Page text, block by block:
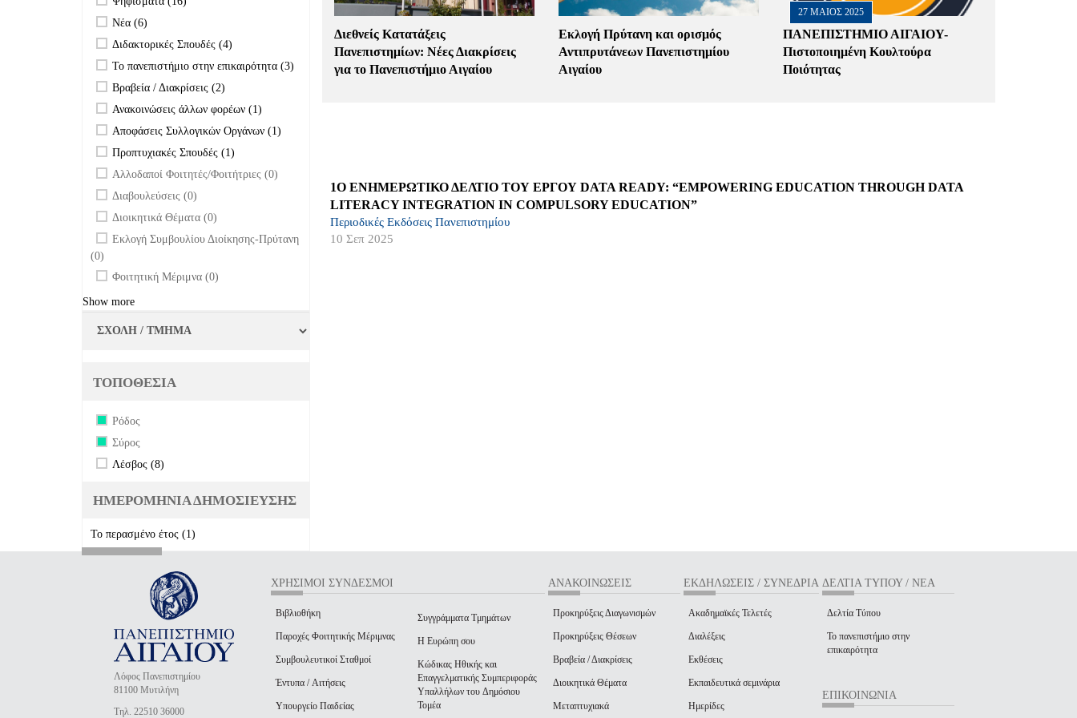
Διεθνείς Κατατάξεις
Πανεπιστημίων: Νέες Διακρίσεις
για το Πανεπιστήμιο Αιγαίου
Εκλογή Πρύτανη και ορισμός
Αντιπρυτάνεων Πανεπιστημίου
Αιγαίου
27 ΜΑΙΟΣ 2025
ΠΑΝΕΠΙΣΤΗΜΙΟ ΑΙΓΑΙΟΥ-
Πιστοποιημένη Κουλτούρα
Ποιότητας
1O ΕΝΗΜΕΡΩΤΙΚΟ ΔΕΛΤΙΟ ΤΟΥ ΕΡΓΟΥ DATA READY: “EMPOWERING EDUCATION THROUGH DATA
LITERACY INTEGRATION IN COMPULSORY EDUCATION”
Περιοδικές Εκδόσεις Πανεπιστημίου
10 Σεπ 2025
Apply Νέα filter
Νέα (6)
Apply Διδακτορικές Σπουδές filter
Διδακτορικές Σπουδές (4)
Σπουδές filter
Apply Το πανεπιστήμιο στην επικαιρότητα
Το πανεπιστήμιο στην επικαιρότητα (3)
πανεπιστήμιο
Apply Βραβεία / Διακρίσεις filter
Βραβεία / Διακρίσεις (2)
Apply Ανακοινώσεις άλλων φορέων filter
Ανακοινώσεις άλλων φορέων (1)
άλλων
Apply Αποφάσεις Συλλογικών Οργάνων
Αποφάσεις Συλλογικών Οργάνων (1)
Apply Προπτυχιακές Σπουδές filter
Προπτυχιακές Σπουδές (1)
Σπουδές filter
undefined
Αλλοδαποί Φοιτητές/Φοιτήτριες (0)
undefined
Διαβουλεύσεις (0)
undefined
Διοικητικά Θέματα (0)
undefined
Εκλογή Συμβουλίου Διοίκησης-Πρύτανη
(0)
undefined
Φοιτητική Μέριμνα (0)
Show more
ΤΟΠΟΘΕΣΙΑ
Remove Ρόδος filter
Ρόδος
Remove Σύρος filter
Σύρος
Apply Λέσβος filter
Λέσβος (8)
ΗΜΕΡΟΜΗΝΙΑ ΔΗΜΟΣΙΕΥΣΗΣ
Το περασμένο έτος (1)
έτος filter
Λόφος Πανεπιστημίου
81100 Μυτιλήνη
Τηλ. 22510 36000
ΧΡΗΣΙΜΟΙ ΣΥΝΔΕΣΜΟΙ
Βιβλιοθήκη
Παροχές Φοιτητικής Μέριμνας
Συμβουλευτικοί Σταθμοί
Έντυπα / Αιτήσεις
Υπουργείο Παιδείας
Συγγράμματα Τμημάτων
Η Ευρώπη σου
Κώδικας Ηθικής και
Επαγγελματικής Συμπεριφοράς
Υπαλλήλων του Δημόσιου
Τομέα
ΑΝΑΚΟΙΝΩΣΕΙΣ
Προκηρύξεις Διαγωνισμών
Προκηρύξεις Θέσεων
Βραβεία / Διακρίσεις
Διοικητικά Θέματα
Μεταπτυχιακά
ΕΚΔΗΛΩΣΕΙΣ / ΣΥΝΕΔΡΙΑ
Ακαδημαϊκές Τελετές
Διαλέξεις
Εκθέσεις
Εκπαιδευτικά σεμινάρια
Ημερίδες
ΔΕΛΤΙΑ ΤΥΠΟΥ / ΝΕΑ
Δελτία Τύπου
Το πανεπιστήμιο στην
επικαιρότητα
ΕΠΙΚΟΙΝΩΝΙΑ